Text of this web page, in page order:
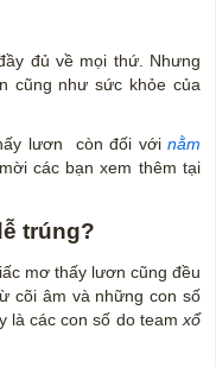
đủ về mọi thứ. Nhưng
cũng như sức khỏe của
lươn còn đối với nằm
các bạn xem thêm tại
trúng?
mơ thấy lươn cũng đều
cõi âm và những con số
là các con số do team xổ